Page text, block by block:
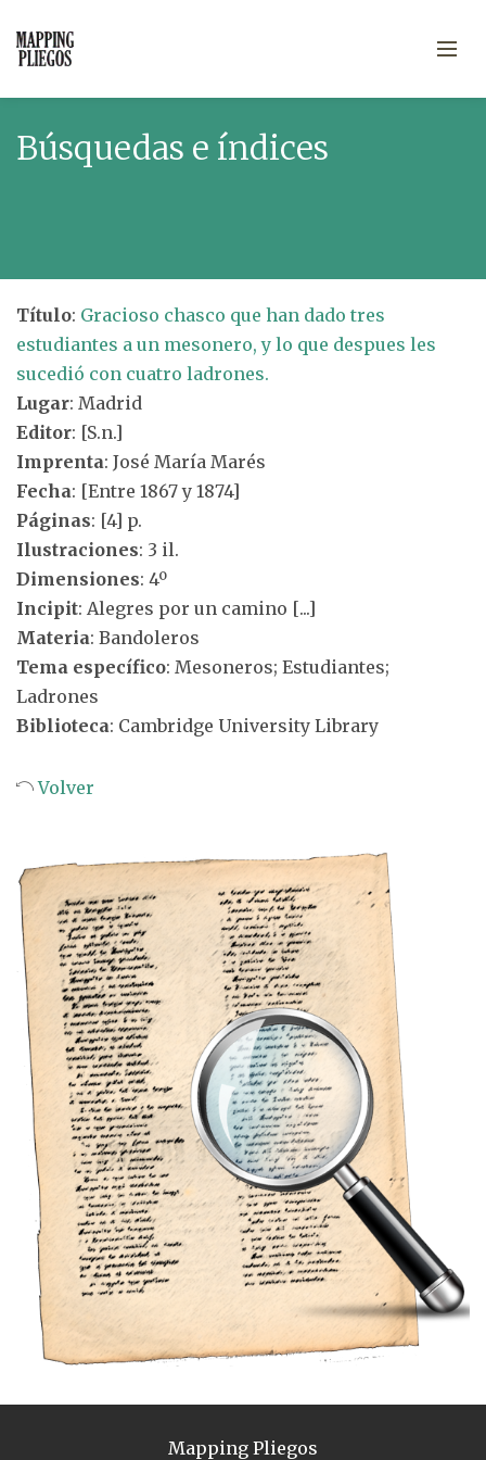
Búsquedas e índices
Título: Gracioso chasco que han dado tres
estudiantes a un mesonero, y lo que despues les
sucedió con cuatro ladrones.
Lugar: Madrid
Editor: [S.n.]
Imprenta: José María Marés
Fecha: [Entre 1867 y 1874]
Páginas: [4] p.
Ilustraciones: 3 il.
Dimensiones: 4º
Incipit: Alegres por un camino [...]
Materia: Bandoleros
Tema específico: Mesoneros; Estudiantes;
Ladrones
Biblioteca: Cambridge University Library
Volver
Mapping Pliegos